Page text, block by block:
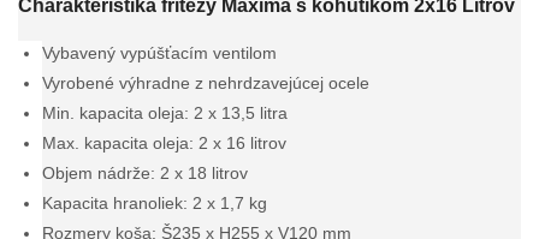
Charakteristika fritézy Maxima s kohútikom 2x16 Litrov
Vybavený vypúšťacím ventilom
Vyrobené výhradne z nehrdzavejúcej ocele
Min. kapacita oleja: 2 x 13,5 litra
Max. kapacita oleja: 2 x 16 litrov
Objem nádrže: 2 x 18 litrov
Kapacita hranoliek: 2 x 1,7 kg
Rozmery koša: Š235 x H255 x V120 mm